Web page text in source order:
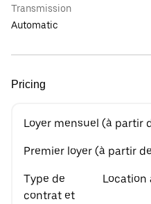
Transmission
Automatic
Pricing
Loyer mensuel (à partir
Premier loyer (à partir
Type de
contrat et
Location